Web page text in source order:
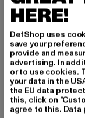
Kat.: T-Shirts
Farbe: weiß
Hersteller Farbe:
Art.Nr: MT816-
Hersteller: TB
Dr.-Robert-
HERE!
DefShop uses
save your
provide and
advertising. In
or to use cookies.
your data in the
the EU data
this, click on
agree to this.